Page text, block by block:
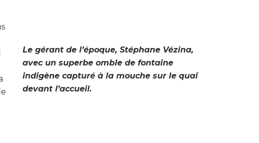
Le gérant de l’époque, Stéphane Vézina,
avec un superbe omble de fontaine
indigène capturé à la mouche sur le quai
devant l’accueil.